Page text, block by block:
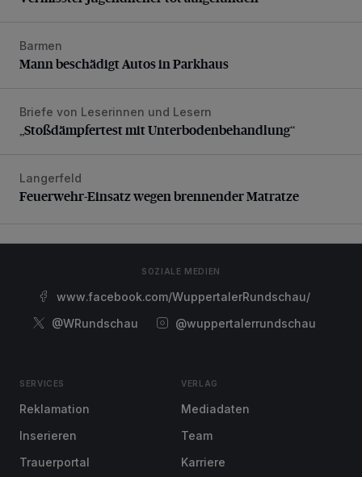
Mann beschädigt Autos in Parkhaus
Barmen
Mann beschädigt Autos in Parkhaus
„Stoßdämpfertest mit Unterbodenbehandlung“
Briefe von Leserinnen und Lesern
„Stoßdämpfertest mit Unterbodenbehandlung“
Feuerwehr-Einsatz wegen brennender Matratze
Langerfeld
Feuerwehr-Einsatz wegen brennender Matratze
SOZIALE MEDIEN
www.facebook.com/WuppertalerRundschau/
@WRundschau
@wuppertalerrundschau
SERVICES
Reklamation
Inserieren
Trauerportal
VERLAG
Mediadaten
Team
Karriere